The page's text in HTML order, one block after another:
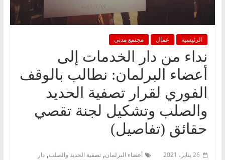
الرئيسية عمال مجتمع مدني
نداء من دار الخدمات إلى
أعضاء البرلمان: نطالب بالوقف
الفوري لقرار تصفية الحديد
والصلب وتشكيل لجنة تقصي
حقائق (تفاصيل)
26 يناير، 2021 أعضاء البرلمان, تصفية الحديد والصلب, دار